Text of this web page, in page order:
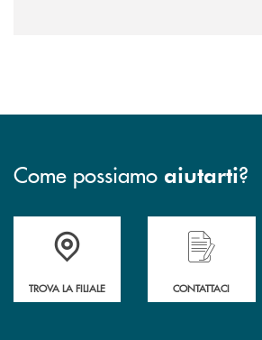
Come possiamo aiutarti?
Accedi all' elenco completo&nbsp;
TROVA LA FILIALE
Hai bisogno di
CONTATTACI